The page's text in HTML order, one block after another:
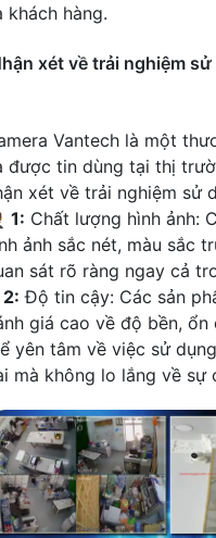
khách hàng.
xét về trải nghiệm
Vantech là một
được tin dùng tại thị
xét về trải nghiệm sử
1: Chất lượng hình ảnh:
ảnh sắc nét, màu sắc
sát rõ ràng ngay cả
2: Độ tin cậy: Các sản
giá cao về độ bền,
yên tâm về việc sử
mà không lo lắng về sự